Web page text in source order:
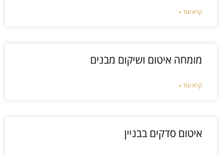
קרא עוד »
מומחה איטום ושיקום מבנים
קרא עוד »
איטום סדקים בבניין